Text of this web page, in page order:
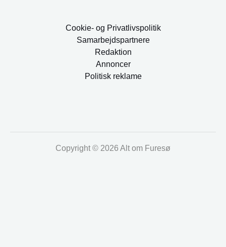
Cookie- og Privatlivspolitik
Samarbejdspartnere
Redaktion
Annoncer
Politisk reklame
Copyright © 2026 Alt om Furesø